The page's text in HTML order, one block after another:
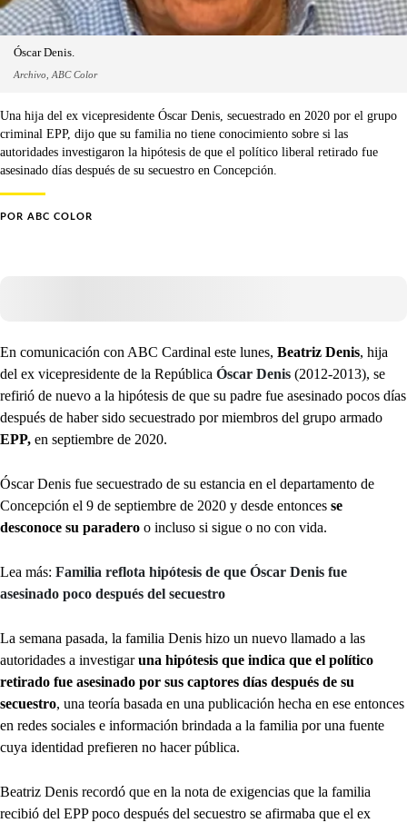
Óscar Denis.
Archivo, ABC Color
Una hija del ex vicepresidente Óscar Denis, secuestrado en 2020 por el grupo
criminal EPP, dijo que su familia no tiene conocimiento sobre si las
autoridades investigaron la hipótesis de que el político liberal retirado fue
asesinado días después de su secuestro en Concepción.
POR ABC COLOR
En comunicación con ABC Cardinal este lunes, Beatriz Denis, hija
del ex vicepresidente de la República Óscar Denis (2012-2013), se
refirió de nuevo a la hipótesis de que su padre fue asesinado pocos días
después de haber sido secuestrado por miembros del grupo armado
EPP, en septiembre de 2020.
Óscar Denis fue secuestrado de su estancia en el departamento de
Concepción el 9 de septiembre de 2020 y desde entonces se
desconoce su paradero o incluso si sigue o no con vida.
Lea más: Familia reflota hipótesis de que Óscar Denis fue
asesinado poco después del secuestro
La semana pasada, la familia Denis hizo un nuevo llamado a las
autoridades a investigaruna hipótesis que indica que el político
retirado fue asesinado por sus captores días después de su
secuestro, una teoría basada en una publicación hecha en ese entonces
en redes sociales e información brindada a la familia por una fuente
cuya identidad prefieren no hacer pública.
Beatriz Denis recordó que en la nota de exigencias que la familia
recibió del EPP poco después del secuestro se afirmaba que el ex